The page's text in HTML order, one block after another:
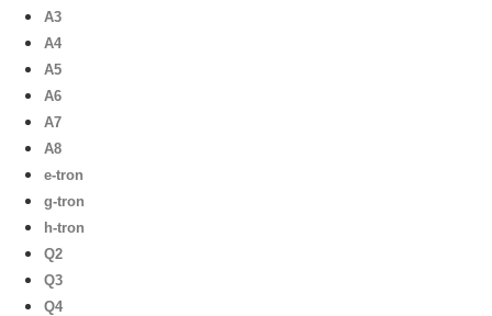
A3
A4
A5
A6
A7
A8
e-tron
g-tron
h-tron
Q2
Q3
Q4